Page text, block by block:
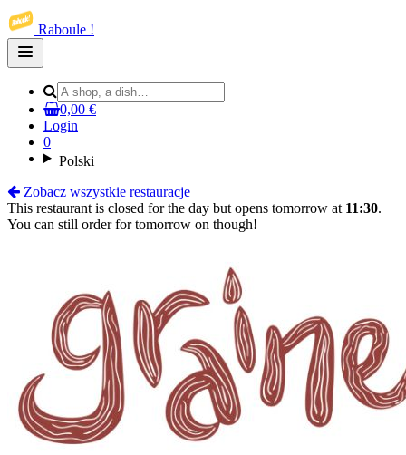
Raboule !
Open
main
0,00 €
Login
0
Polski
Zobacz wszystkie restauracje
This restaurant is closed for the day but opens tomorrow at 11:30.
You can still order for tomorrow on though!